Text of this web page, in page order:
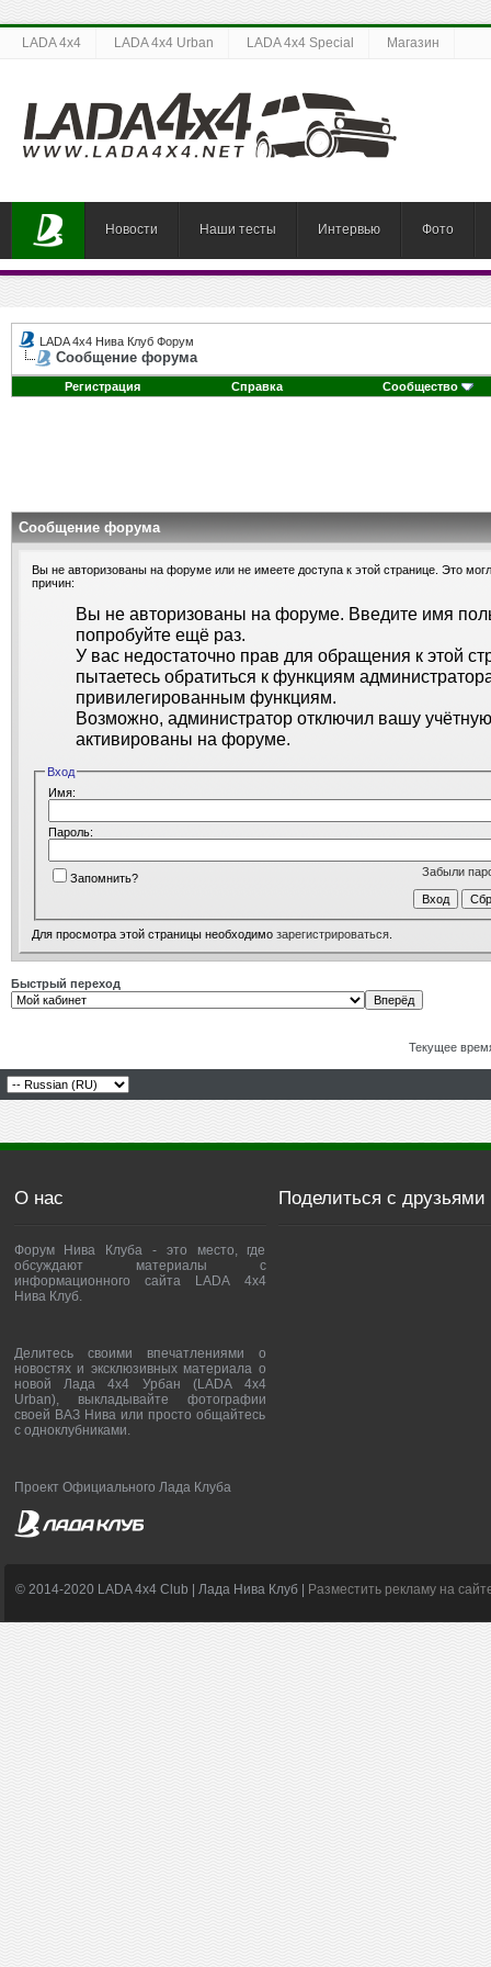
LADA 4x4 LADA 4x4 Urban LADA 4x4 Special Магазин
Новости Наши тесты Интервью Фото
LADA 4x4 Нива Клуб Форум
Сообщение форума
Регистрация Справка Сообщество
Сообщение форума
Вы не авторизованы на форуме или не имеете доступа к этой странице. Это
причин:
Вы не авторизованы на форуме. Введите имя
попробуйте ещё раз.
У вас недостаточно прав для обращения к этой
пытаетесь обратиться к функциям
привилегированным функциям.
Возможно, администратор отключил вашу
активированы на форуме.
Вход
Имя:
Пароль:
Забыли
Запомнить?
Для просмотра этой страницы необходимо зарегистрироваться
Быстрый переход
Текущее
О нас
Форум Нива Клуба - это место, где
обсуждают материалы с
информационного сайта LADA 4x4
Нива Клуб.
Делитесь своими впечатлениями о
новостях и эксклюзивных материала о
новой Лада 4х4 Урбан (LADA 4x4
Urban), выкладывайте фотографии
своей ВАЗ Нива или просто общайтесь
с одноклубниками.
Проект Официального Лада Клуба
Поделиться с друзьями
© 2014-2020 LADA 4x4 Club | Лада Нива Клуб | Разместить рекламу на